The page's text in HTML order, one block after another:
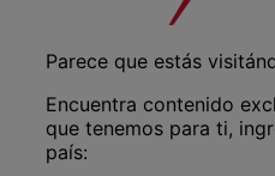
Parece que estás
Encuentra contenido
que tenemos para ti,
país: